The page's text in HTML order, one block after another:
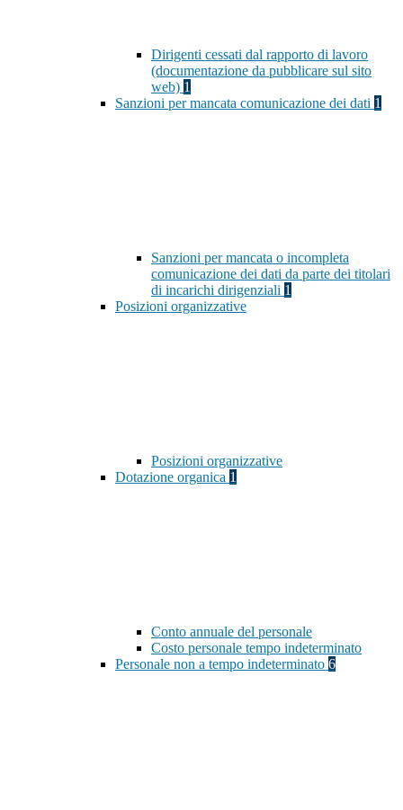
Dirigenti cessati dal rapporto di lavoro
(documentazione da pubblicare sul sito
web) 1
Sanzioni per mancata comunicazione dei dati 1
Sanzioni per mancata o incompleta
comunicazione dei dati da parte dei titolari
di incarichi dirigenziali 1
Posizioni organizzative
Posizioni organizzative
Dotazione organica 1
Conto annuale del personale
Costo personale tempo indeterminato
Personale non a tempo indeterminato 6